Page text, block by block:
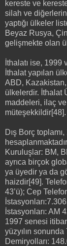
kereste ve
silah ve
yaptığı ülkeler
Beyaz Rusya,
gelişmekte olan
İthalatı ise,
İthalat yapılan
ABD,
ülkelerdir. İthalat
maddeleri, ilaç
müteşekkildir[48].
Dış Borç
Kuruluşlar: BM,
ayrıca birçok
ya üyedir ya da
haizdir[49].
43’ü); Cep
İstasyonları: AM
1997 senesi
yüzyılın
Demiryolları: